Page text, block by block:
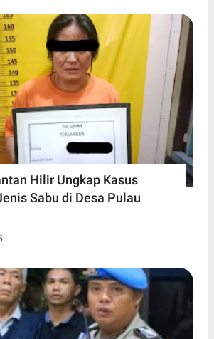
Hilir Ungkap Kasus
Sabu di Desa Pulau